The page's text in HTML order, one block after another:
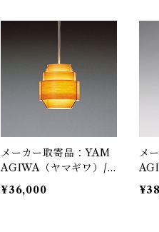
メーカー取寄品：YAM
AGIWA（ヤマギワ）/
323F-216 / Jakobsson
Lamp（ヤコブソンラン
¥36,000
メ
n